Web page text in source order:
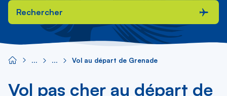
Rechercher
Vol au départ de Grenade
Vol pas cher au départ de